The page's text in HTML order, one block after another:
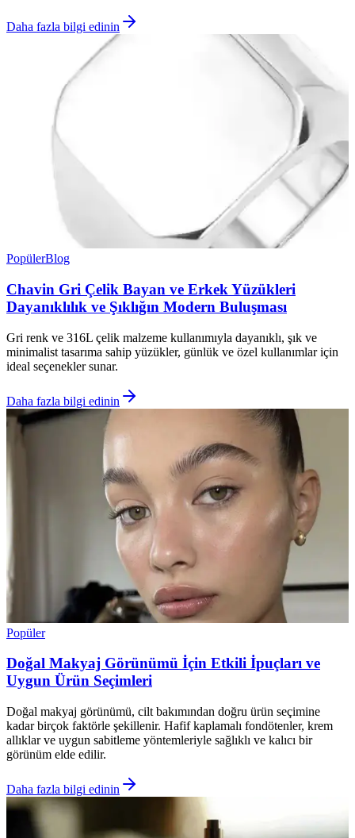
Daha fazla bilgi edinin
PopülerBlog
Chavin Gri Çelik Bayan ve Erkek Yüzükleri
Dayanıklılık ve Şıklığın Modern Buluşması
Gri renk ve 316L çelik malzeme kullanımıyla dayanıklı, şık ve
minimalist tasarıma sahip yüzükler, günlük ve özel kullanımlar için
ideal seçenekler sunar.
Daha fazla bilgi edinin
Popüler
Doğal Makyaj Görünümü İçin Etkili İpuçları ve
Uygun Ürün Seçimleri
Doğal makyaj görünümü, cilt bakımından doğru ürün seçimine
kadar birçok faktörle şekillenir. Hafif kaplamalı fondötenler, krem
allıklar ve uygun sabitleme yöntemleriyle sağlıklı ve kalıcı bir
görünüm elde edilir.
Daha fazla bilgi edinin